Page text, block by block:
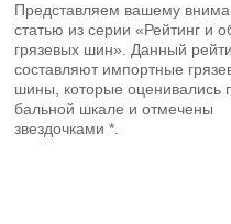
Представляем вашему
статью из серии «Рейтинг и
грязевых шин». Данный
составляют импортные
шины, которые оценивались
бальной шкале и отмечены
звездочками *.